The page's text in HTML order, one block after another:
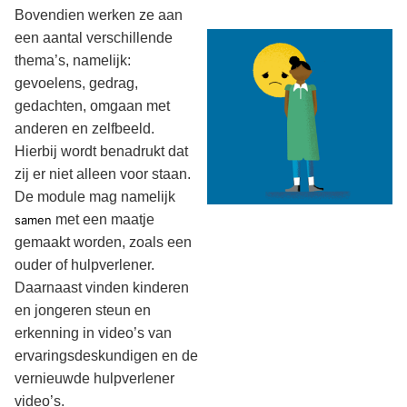
Bovendien werken ze aan
een aantal verschillende
thema’s, namelijk:
gevoelens, gedrag,
gedachten, omgaan met
anderen en zelfbeeld.
Hierbij wordt benadrukt dat
zij er niet alleen voor staan.
De module mag namelijk
samen met een maatje
gemaakt worden, zoals een
ouder of hulpverlener.
Daarnaast vinden kinderen
en jongeren steun en
erkenning in video’s van
ervaringsdeskundigen en de
vernieuwde hulpverlener
video’s.